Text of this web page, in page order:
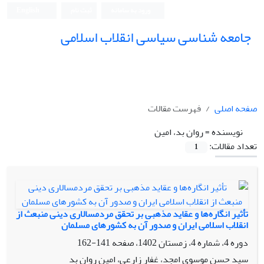
جامعه شناسی سیاسی انقلاب اسلامی
صفحه اصلی
فهرست مقالات
نویسنده =روان بد، امین
تعداد مقالات:
1
تأثیر انگاره‌ها و عقاید مذهبی بر تحقق مردمسالاری دینی منبعث از
انقلاب اسلامی ایران و صدور آن به کشورهای مسلمان
دوره 4، شماره 4، زمستان 1402، صفحه
141-162
سید حسن موسوی امجد، غفار زارعی، امین روان بد